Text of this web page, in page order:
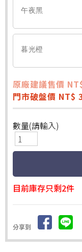
午夜黑
暮光橙
原廠建議售價
門市破盤價 NT$
數量(請輸入)
目前庫存只剩2件
分享到